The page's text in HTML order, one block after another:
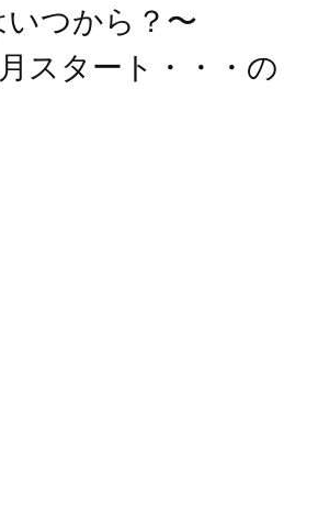
つから？〜
スタート・・・の